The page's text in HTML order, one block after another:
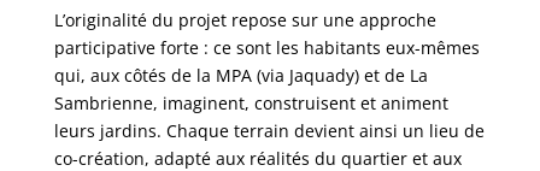
L’originalité du projet repose sur une approche
participative forte : ce sont les habitants eux-mêmes
qui, aux côtés de la MPA (via Jaquady) et de La
Sambrienne, imaginent, construisent et animent
leurs jardins. Chaque terrain devient ainsi un lieu de
co-création, adapté aux réalités du quartier et aux